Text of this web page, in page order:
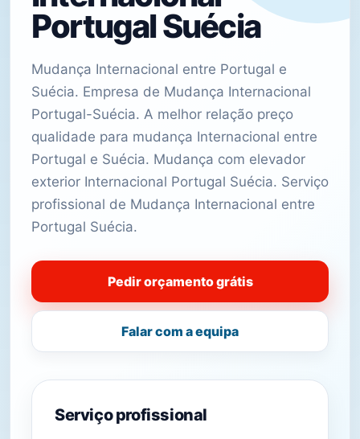
Portugal Suécia
Mudança Internacional entre Portugal e
Suécia. Empresa de Mudança Internacional
Portugal-Suécia. A melhor relação preço
qualidade para mudança Internacional entre
Portugal e Suécia. Mudança com elevador
exterior Internacional Portugal Suécia. Serviço
profissional de Mudança Internacional entre
Portugal Suécia.
Pedir orçamento grátis
Falar com a equipa
Serviço profissional